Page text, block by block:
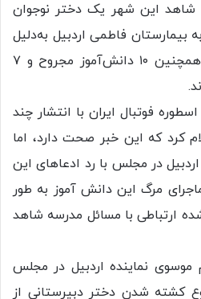
شاهد این شهر یک دختر نوجوان
فاطمی اردبیل به‌دلیل
خونریزی داخلی فوت کرد، همچنین ۱۰ دانش‌آموز مجروح و ۷
فوتبال ایران با انتشار چند
کرد که این خبر صحت دارد، اما
در مجلس با رد ادعا‌های این
مرگ این دانش آموز به طور
ارتباطی با مسائل مدرسه شاهد
نماینده اردبیل در مجلس
کشته شدن دختر دبیرستانی از